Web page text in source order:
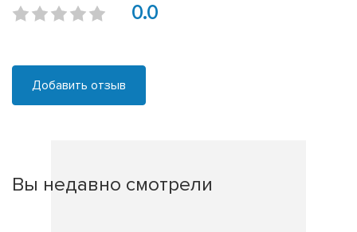
0.0
Добавить отзыв
Вы недавно смотрели